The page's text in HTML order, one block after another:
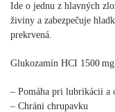
Ide o jednu z hlavných
živiny a zabezpečuje
prekrvená.
Glukozamín HCI 1500
– Pomáha pri lubrikácii a
– Chráni chrupavku